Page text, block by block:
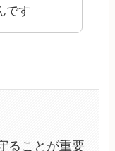
です
ることが重要